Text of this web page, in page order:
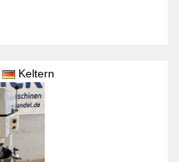
Keltern